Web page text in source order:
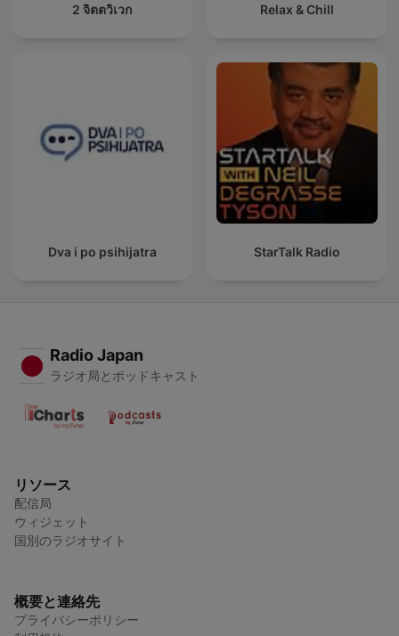
2 จิตตวิเวก Relax & Chill
Dva i po psihijatra StarTalk Radio
Radio Japan
ラジオ局とポッドキャスト
リソース
配信局
ウィジェット
国別のラジオサイト
概要と連絡先
プライバシーポリシー